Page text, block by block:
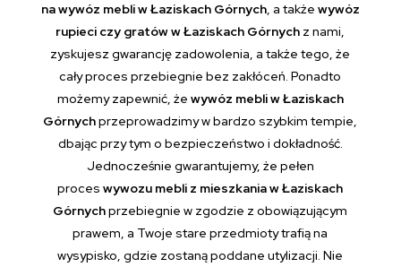
na wywóz mebli w Łaziskach Górnych, a także wywóz
rupieci czy gratów w Łaziskach Górnych z nami,
zyskujesz gwarancję zadowolenia, a także tego, że
cały proces przebiegnie bez zakłóceń. Ponadto
możemy zapewnić, że wywóz mebli w Łaziskach
Górnychprzeprowadzimy w bardzo szybkim tempie,
dbając przy tym o bezpieczeństwo i dokładność.
Jednocześnie gwarantujemy, że pełen
proceswywozu mebli z mieszkania w Łaziskach
Górnychprzebiegnie w zgodzie z obowiązującym
prawem, a Twoje stare przedmioty trafią na
wysypisko, gdzie zostaną poddane utylizacji. Nie